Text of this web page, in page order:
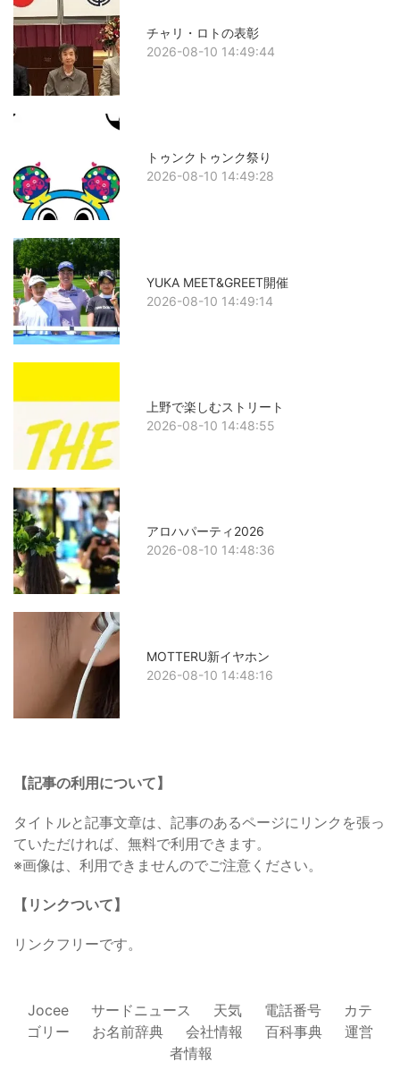
チャリ・ロトの表彰
2026-08-10 14:49:44
トゥンクトゥンク祭り
2026-08-10 14:49:28
YUKA MEET&GREET開催
2026-08-10 14:49:14
上野で楽しむストリート
2026-08-10 14:48:55
アロハパーティ2026
2026-08-10 14:48:36
MOTTERU新イヤホン
2026-08-10 14:48:16
【記事の利用について】
タイトルと記事文章は、記事のあるページにリンクを張っ
ていただければ、無料で利用できます。
※画像は、利用できませんのでご注意ください。
【リンクついて】
リンクフリーです。
Jocee サードニュース 天気 電話番号
カテ
ゴリー
お名前辞典 会社情報 百科事典
運営
者情報